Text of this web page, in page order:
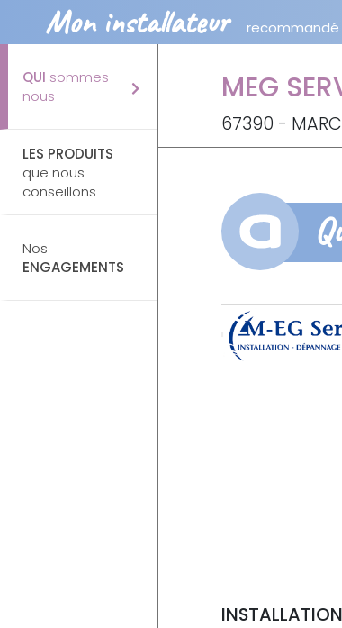
Mon installateur recommandé
QUI sommes-
nous
LES PRODUITS
que nous
conseillons
Nos
ENGAGEMENTS
MEG
67390 -